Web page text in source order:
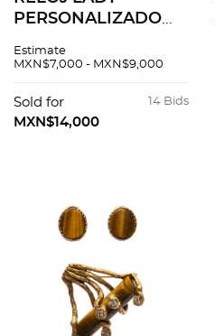
PERSONALIZADO
DE 18K REF. 1289
(no funciona). Caja:
circular de 21 mm en
Estimate
MXN$7,000 - MXN$9,000
14 Bids
Sold for
MXN$14,000